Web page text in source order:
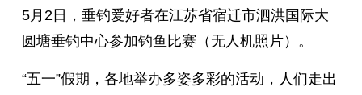
5月2日，垂钓爱好者在江苏省宿迁市泗洪国际大
圆塘垂钓中心参加钓鱼比赛（无人机照片）。
“五一”假期，各地举办多姿多彩的活动，人们走出